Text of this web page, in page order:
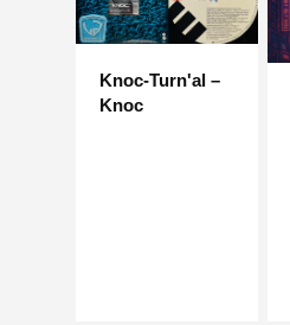
Knoc-Turn'al –
Knoc